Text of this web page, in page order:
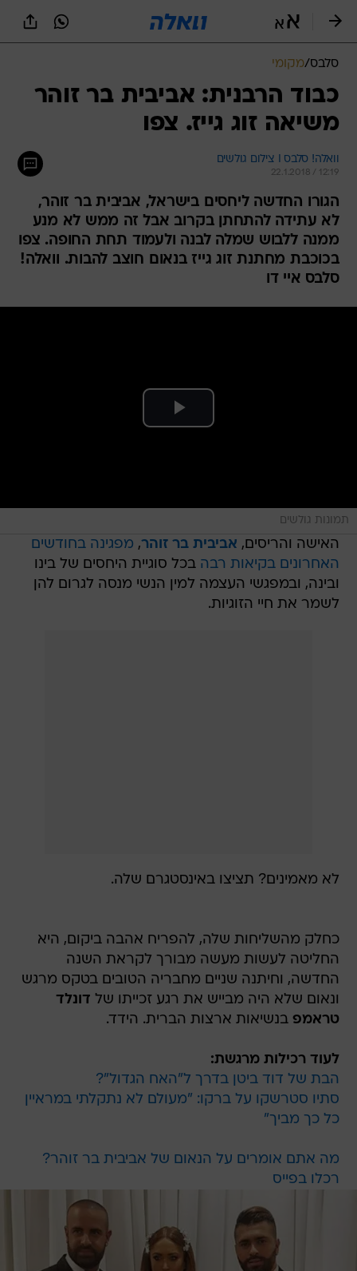
סלבס/מקומי
כבוד הרבנית: אביבית בר זוהר
משיאה זוג גייז. צפו
וואלה! סלבס I צילום גולשים
22.1.2018 / 12:19
הגורו החדשה ליחסים בישראל, אביבית בר זוהר,
לא עתידה להתחתן בקרוב אבל זה ממש לא מנע
ממנה ללבוש שמלה לבנה ולעמוד תחת החופה. צפו
בכוכבת מחתנת זוג גייז בנאום חוצב להבות. וואלה!
סלבס איי דו
תמונות גולשים
האישה והריסים, אביבית בר זוהר, מפגינה בחודשים
האחרונים בקיאות רבה בכל סוגיית היחסים של בינו
ובינה, ובמפגשי העצמה למין הנשי מנסה לגרום להן
לשמר את חיי הזוגיות.
לא מאמינים? תציצו באינסטגרם שלה.
כחלק מהשליחות שלה, להפריח אהבה ביקום, היא
החליטה לעשות מעשה מבורך לקראת השנה
החדשה, וחיתנה שניים מחבריה הטובים בטקס מרגש
ונאום שלא היה מבייש את רגע זכייתו של דונלד
טראמפ בנשיאות ארצות הברית. הידד.
לעוד רכילות מרגשת:
הבת של דוד ביטן בדרך ל"האח הגדול"?
סתיו סטרשקו על ברקו: "מעולם לא נתקלתי במראיין
כל כך מביך"
מה אתם אומרים על הנאום של אביבית בר זוהר?
רכלו בפייס